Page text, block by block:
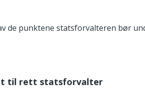
de punktene statsforvalteren bør
til rett statsforvalter